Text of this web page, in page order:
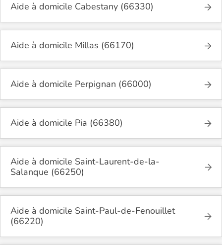
Aide à domicile Cabestany (66330)
Aide à domicile Millas (66170)
Aide à domicile Perpignan (66000)
Aide à domicile Pia (66380)
Aide à domicile Saint-Laurent-de-la-
Salanque (66250)
Aide à domicile Saint-Paul-de-Fenouillet
(66220)